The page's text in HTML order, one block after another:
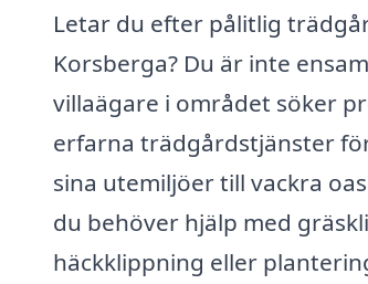
Letar du efter pålitlig
Korsberga? Du är inte
villaägare i området söker
erfarna trädgårdstjänster
sina utemiljöer till vackra
du behöver hjälp med
häckklippning eller